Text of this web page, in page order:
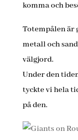
komma och
Totempålen är
metall och
välgjord.
Under den
tyckte vi hela
på den.